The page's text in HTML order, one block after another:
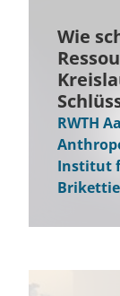
Wie
RWTH
Institut